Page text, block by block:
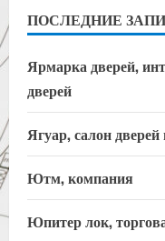
ПОСЛЕДНИЕ
Ярмарка дверей,
дверей
Ягуар, салон дверей
Ютм, компания
Юпитер лок,